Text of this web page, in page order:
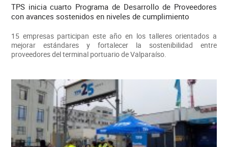
TPS inicia cuarto Programa de Desarrollo de Proveedores
con avances sostenidos en niveles de cumplimiento
15 empresas participan este año en los talleres orientados a
mejorar estándares y fortalecer la sostenibilidad entre
proveedores del terminal portuario de Valparaíso.